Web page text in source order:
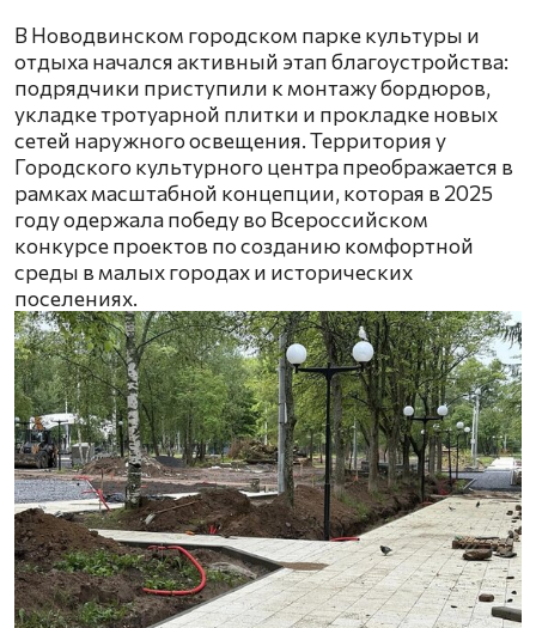
В Новодвинском городском парке культуры и
отдыха начался активный этап благоустройства:
подрядчики приступили к монтажу бордюров,
укладке тротуарной плитки и прокладке новых
сетей наружного освещения. Территория у
Городского культурного центра преображается в
рамках масштабной концепции, которая в 2025
году одержала победу во Всероссийском
конкурсе проектов по созданию комфортной
среды в малых городах и исторических
поселениях.